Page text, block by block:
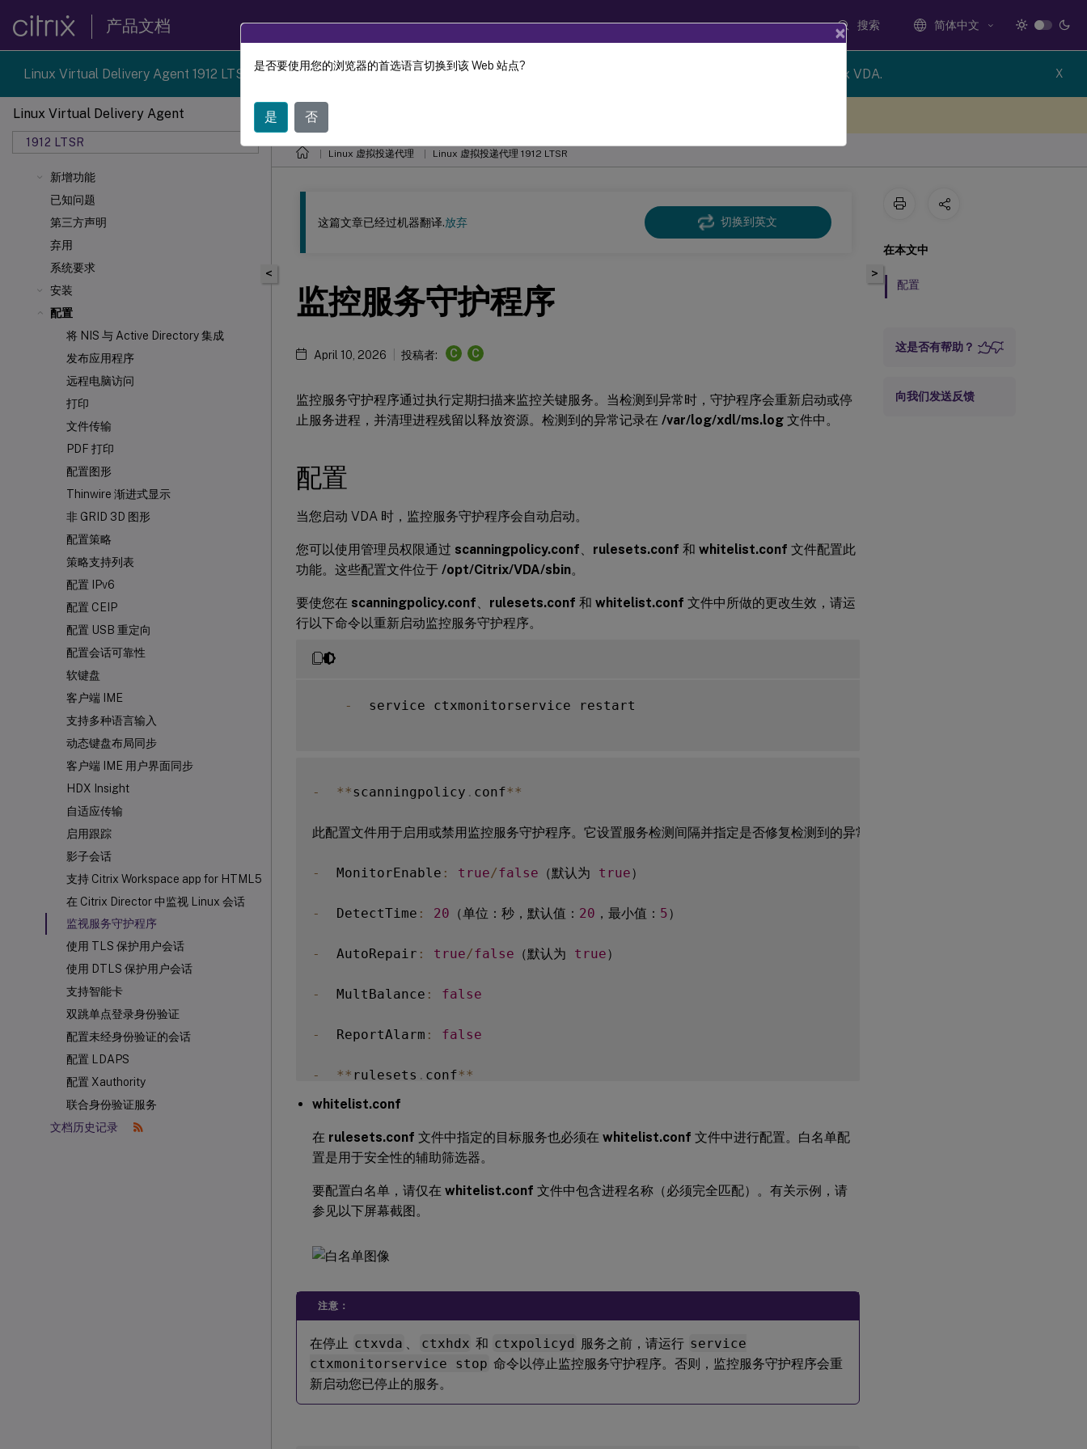
产品文档 搜索 简体中文
Linux Virtual Delivery Agent 1912 LTSR reached end-of-life on 18-Dec-2024. It is recommended that you upgrade to a newer version of Linux VDA. X
Linux Virtual Delivery Agent
1912 LTSR
新增功能
已知问题
第三方声明
弃用
系统要求
安装
配置
将 NIS 与 Active Directory 集成
发布应用程序
远程电脑访问
打印
文件传输
PDF 打印
配置图形
Thinwire 渐进式显示
非 GRID 3D 图形
配置策略
策略支持列表
配置 IPv6
配置 CEIP
配置 USB 重定向
配置会话可靠性
软键盘
客户端 IME
支持多种语言输入
动态键盘布局同步
客户端 IME 用户界面同步
HDX Insight
自适应传输
启用跟踪
影子会话
支持 Citrix Workspace app for HTML5
在 Citrix Director 中监视 Linux 会话
监视服务守护程序
使用 TLS 保护用户会话
使用 DTLS 保护用户会话
支持智能卡
双跳单点登录身份验证
配置未经身份验证的会话
配置 LDAPS
配置 Xauthority
联合身份验证服务
文档历史记录
此内容已经过机器动态翻译。
Linux 虚拟投递代理 Linux 虚拟投递代理 1912 LTSR
<
这篇文章已经过机器翻译.放弃 切换到英文
监控服务守护程序
April 10, 2026 投稿者: C C
监控服务守护程序通过执行定期扫描来监控关键服务。当检测到异常时，守护程序会重新启动或停
止服务进程，并清理进程残留以释放资源。检测到的异常记录在 /var/log/xdl/ms.log 文件中。
配置
当您启动 VDA 时，监控服务守护程序会自动启动。
您可以使用管理员权限通过 scanningpolicy.conf rulesets.conf 和 whitelist.conf 文件配置此
功能。这些配置文件位于 /opt/Citrix/VDA/sbin。
要使您在 scanningpolicy.conf rulesets.conf 和 whitelist.conf 文件中所做的更改生效，请运
行以下命令以重新启动监控服务守护程序。
-
  service ctxmonitorservice restart
- **scanningpolicy . conf**
此配置文件用于启用或禁用监控服务守护程序。它设置服务检测间隔并指定是否修复检测到的异常。
-
  MonitorEnable
: true/false （默认为 true）
-
  DetectTime
: 20 （单位：秒，默认值： 20 ，最小值： 5）
-
  AutoRepair
: true/false （默认为 true）
-
  MultBalance
: false
-
  ReportAlarm
: false
- ** rulesets . conf**
![四个默认受监控服务的图像
要配置每个要监控的服务，请设置以下字段。
-
  ProcessName
: <>（进程名称不能为空，并且必须完全匹配。）
-
  Operation
: 1 /2 /4/8（ 1 = 检测到异常时停止服务。 2 = 检测到异常时终止服务。
whitelist.conf
在 rulesets.conf 文件中指定的目标服务也必须在 whitelist.conf 文件中进行配置。白名单配
置是用于安全性的辅助筛选器。
要配置白名单，请仅在 whitelist.conf 文件中包含进程名称（必须完全匹配）。有关示例，请
参见以下屏幕截图。
注意：
在停止 ctxvda ctxhdx 和 ctxpolicyd 服务之前，请运行 service
ctxmonitorservice stop 命令以停止监控服务守护程序。否则，监控服务守护程序会重
新启动您已停止的服务。
>
在本文中
配置
这是否有帮助？
向我们发送反馈
×
是否要使用您的浏览器的首选语言切换到该 Web 站点?
是 否